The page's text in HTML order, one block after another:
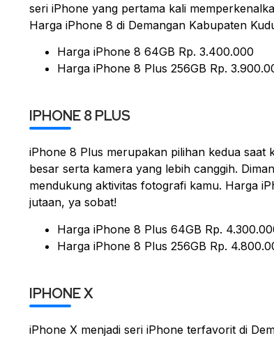
seri iPhone yang pertama kali
Harga iPhone 8 di Demangan Kabupaten
Harga iPhone 8 64GB Rp. 3.400.000
Harga iPhone 8 Plus 256GB Rp.
IPHONE 8 PLUS
iPhone 8 Plus merupakan pilihan kedua saat
besar serta kamera yang lebih canggih.
mendukung aktivitas fotografi kamu. Harga
jutaan, ya sobat!
Harga iPhone 8 Plus 64GB Rp.
Harga iPhone 8 Plus 256GB Rp.
IPHONE X
iPhone X menjadi seri iPhone terfavorit di